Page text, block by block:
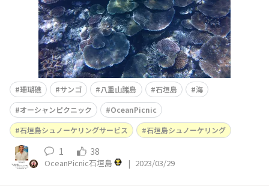
珊瑚礁 サンゴ 八重山諸島 石垣島
海
オーシャンピクニック
OceanPicnic
石垣島シュノーケリングサービス
石垣島シュノーケリング
1 38
OceanPicnic石垣島 | 2023/03/29